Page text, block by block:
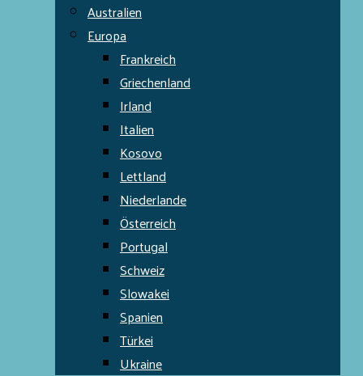
Australien
Europa
Frankreich
Griechenland
Irland
Italien
Kosovo
Lettland
Niederlande
Österreich
Portugal
Schweiz
Slowakei
Spanien
Türkei
Ukraine